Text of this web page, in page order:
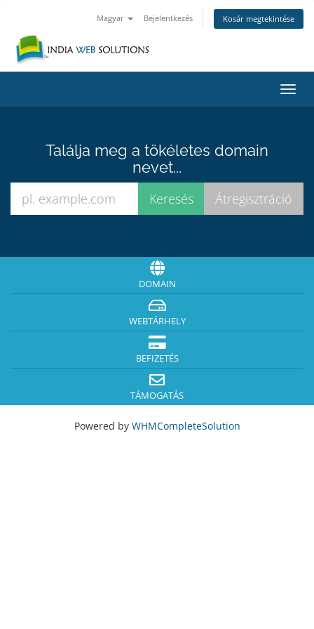
Magyar Bejelentkezés Kosár megtekintése
a
Találja meg a tökéletes domain
nevet...
DOMAIN
WEBTÁRHELY
BEFIZETÉS
TÁMOGATÁS
Powered by WHMCompleteSolution